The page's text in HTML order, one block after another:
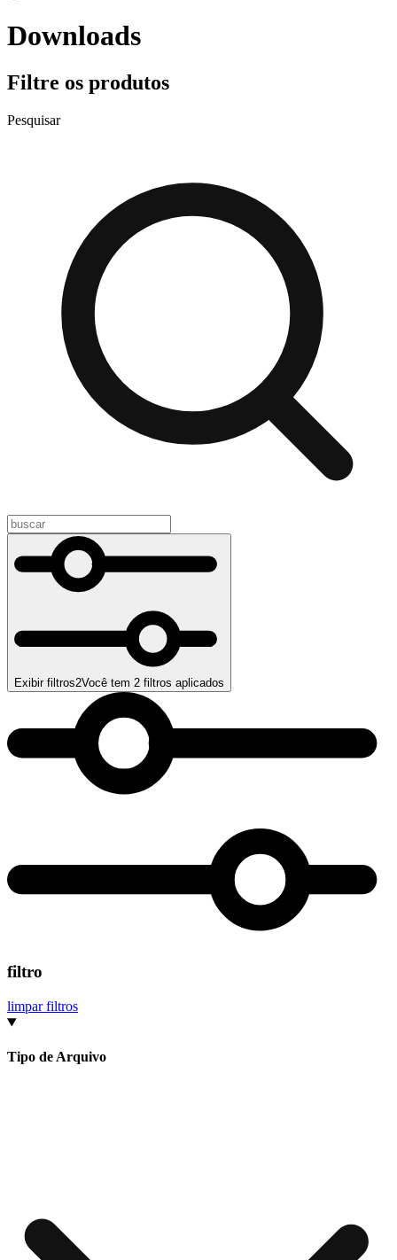
Downloads
Filtre os produtos
Pesquisar
Exibir filtros2Você tem 2 filtros aplicados
filtro
limpar filtros
Tipo de Arquivo